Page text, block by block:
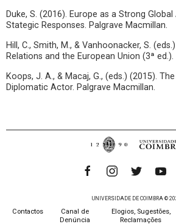
Duke, S. (2016). Europe as a Strong
Stategic Responses. Palgrave Macmillan.
Hill, C., Smith, M., & Vanhoonacker, S.
Relations and the European Union (3ª
Koops, J. A., & Macaj, G., (eds.) (2015).
Diplomatic Actor. Palgrave Macmillan.
UNIVERSIDADE DE COIMBRA ©
Contactos
Canal de
Denúncia
Elogios, Sugestões,
Reclamações